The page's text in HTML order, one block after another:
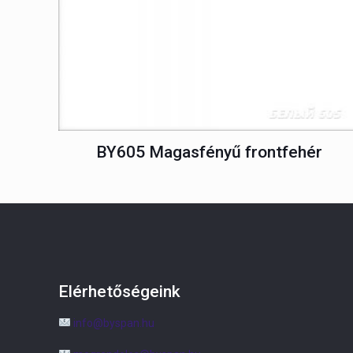
BY605 Magasfényű frontfehér
Elérhetőségeink
info@byspan.hu